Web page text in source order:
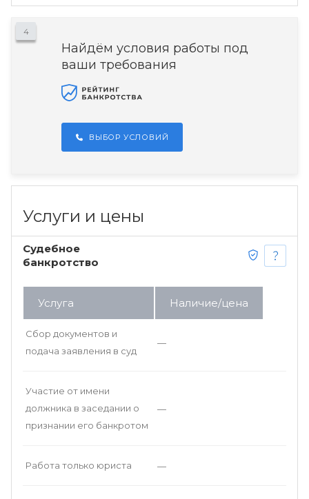
4
Найдём условия работы под
ваши требования
ВЫБОР УСЛОВИЙ
Услуги и цены
Судебное
банкротство
Услуга Наличие/цена
Сбор документов и
подача заявления в суд
—
Участие от имени
должника в заседании о
признании его банкротом
—
Работа только юриста —